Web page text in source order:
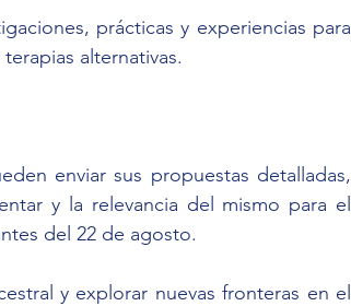
prácticas y experiencias para
alternativas.
enviar sus propuestas detalladas,
y la relevancia del mismo para el
del 22 de agosto.
y explorar nuevas fronteras en el